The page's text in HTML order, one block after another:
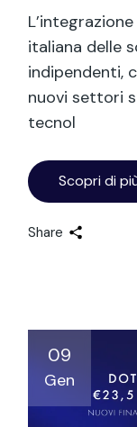
italiana delle
indipendenti,
nuovi settori
tecnol
Scopri di
Share
09
Gen